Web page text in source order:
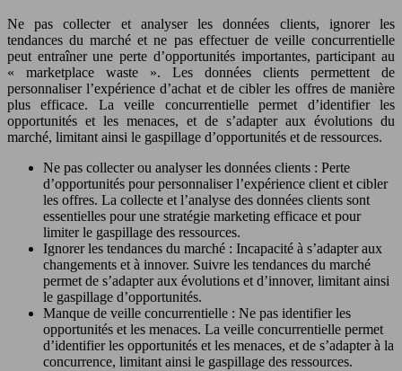
Ne pas collecter et analyser les données clients, ignorer les
tendances du marché et ne pas effectuer de veille concurrentielle
peut entraîner une perte d’opportunités importantes, participant au
« marketplace waste ». Les données clients permettent de
personnaliser l’expérience d’achat et de cibler les offres de manière
plus efficace. La veille concurrentielle permet d’identifier les
opportunités et les menaces, et de s’adapter aux évolutions du
marché, limitant ainsi le gaspillage d’opportunités et de ressources.
Ne pas collecter ou analyser les données clients : Perte
d’opportunités pour personnaliser l’expérience client et cibler
les offres. La collecte et l’analyse des données clients sont
essentielles pour une stratégie marketing efficace et pour
limiter le gaspillage des ressources.
Ignorer les tendances du marché : Incapacité à s’adapter aux
changements et à innover. Suivre les tendances du marché
permet de s’adapter aux évolutions et d’innover, limitant ainsi
le gaspillage d’opportunités.
Manque de veille concurrentielle : Ne pas identifier les
opportunités et les menaces. La veille concurrentielle permet
d’identifier les opportunités et les menaces, et de s’adapter à la
concurrence, limitant ainsi le gaspillage des ressources.